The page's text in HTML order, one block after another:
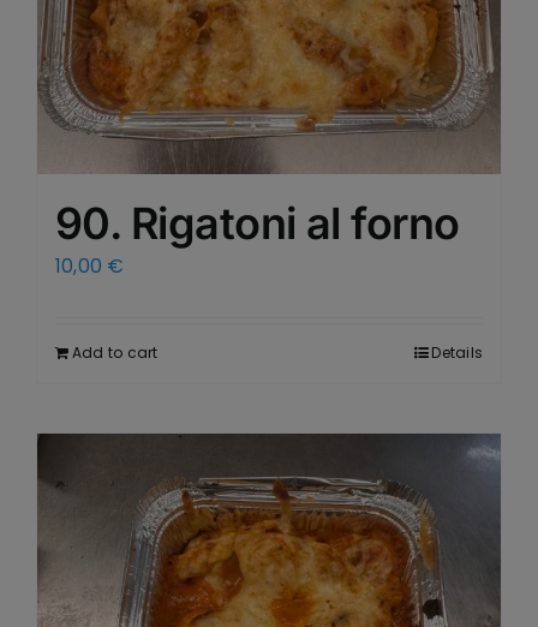
90. Rigatoni al forno
10,00 €
Add to cart Details